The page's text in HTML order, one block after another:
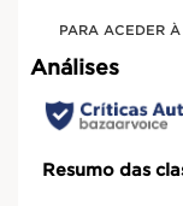
PARA ACEDER